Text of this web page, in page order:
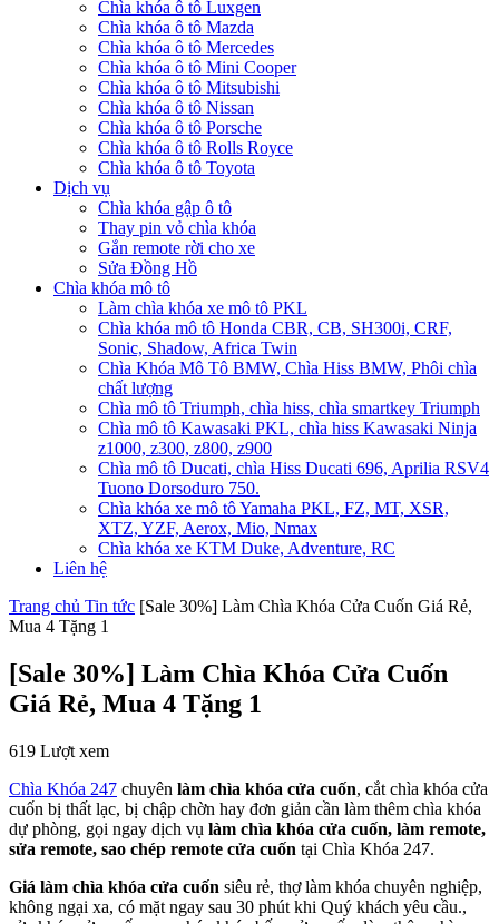
Chìa khóa ô tô Luxgen
Chìa khóa ô tô Mazda
Chìa khóa ô tô Mercedes
Chìa khóa ô tô Mini Cooper
Chìa khóa ô tô Mitsubishi
Chìa khóa ô tô Nissan
Chìa khóa ô tô Porsche
Chìa khóa ô tô Rolls Royce
Chìa khóa ô tô Toyota
Dịch vụ
Chìa khóa gập ô tô
Thay pin vỏ chìa khóa
Gắn remote rời cho xe
Sửa Đồng Hồ
Chìa khóa mô tô
Làm chìa khóa xe mô tô PKL
Chìa khóa mô tô Honda CBR, CB, SH300i, CRF,
Sonic, Shadow, Africa Twin
Chìa Khóa Mô Tô BMW, Chìa Hiss BMW, Phôi chìa
chất lượng
Chìa mô tô Triumph, chìa hiss, chìa smartkey Triumph
Chìa mô tô Kawasaki PKL, chìa hiss Kawasaki Ninja
z1000, z300, z800, z900
Chìa mô tô Ducati, chìa Hiss Ducati 696, Aprilia RSV4
Tuono Dorsoduro 750.
Chìa khóa xe mô tô Yamaha PKL, FZ, MT, XSR,
XTZ, YZF, Aerox, Mio, Nmax
Chìa khóa xe KTM Duke, Adventure, RC
Liên hệ
Trang chủ Tin tức [Sale 30%] Làm Chìa Khóa Cửa Cuốn Giá Rẻ,
Mua 4 Tặng 1
[Sale 30%] Làm Chìa Khóa Cửa Cuốn
Giá Rẻ, Mua 4 Tặng 1
619 Lượt xem
Chìa Khóa 247 chuyên làm chìa khóa cửa cuốn, cắt chìa khóa cửa
cuốn bị thất lạc, bị chập chờn hay đơn giản cần làm thêm chìa khóa
dự phòng, gọi ngay dịch vụ làm chìa khóa cửa cuốn, làm remote,
sửa remote, sao chép remote cửa cuốn tại Chìa Khóa 247.
Giá làm chìa khóa cửa cuốn siêu rẻ, thợ làm khóa chuyên nghiệp,
không ngại xa, có mặt ngay sau 30 phút khi Quý khách yêu cầu.,